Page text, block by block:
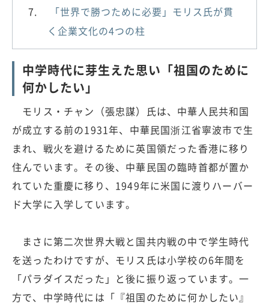
「世界で勝つために必要」モリス氏が貫
く企業文化の4つの柱
中学時代に芽生えた思い「祖国のために
何かしたい」
モリス・チャン（張忠謀）氏は、中華人民共和国
が成立する前の1931年、中華民国浙江省寧波市で生
まれ、戦火を避けるために英国領だった香港に移り
住んでいます。その後、中華民国の臨時首都が置か
れていた重慶に移り、1949年に米国に渡りハーバー
ド大学に入学しています。
まさに第二次世界大戦と国共内戦の中で学生時代
を送ったわけですが、モリス氏は小学校の6年間を
「パラダイスだった」と後に振り返っています。一
方で、中学時代には「『祖国のために何かしたい』